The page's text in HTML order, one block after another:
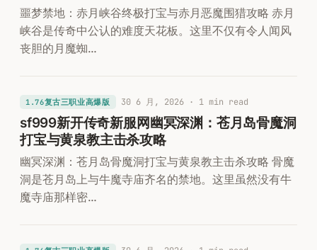
噩梦禁地：赤月峡谷终极打宝与赤月恶魔围猎攻略 赤月
峡谷是传奇中公认的难度天花板。这里不仅有令人闻风
丧胆的月魔蜘…
1.76复古三职业高爆版 30 6 月, 2026· 1 min read
sf999新开传奇新服网幽冥深渊：苍月岛骨魔洞
打宝与黄泉教主击杀攻略
幽冥深渊：苍月岛骨魔洞打宝与黄泉教主击杀攻略 骨魔
洞是苍月岛上与牛魔寺庙齐名的禁地。这里虽然没有牛
魔寺庙那样密…